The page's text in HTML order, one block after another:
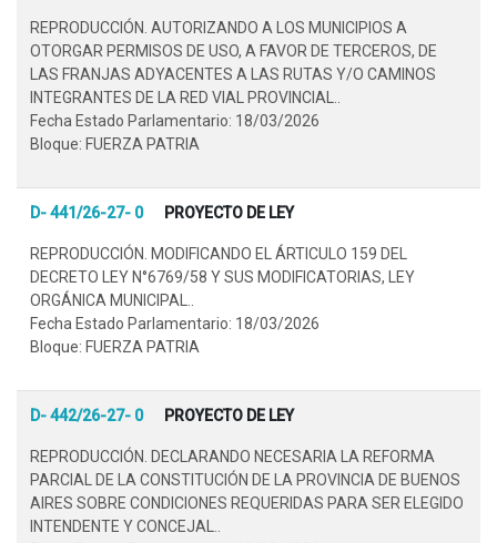
REPRODUCCIÓN. AUTORIZANDO A LOS MUNICIPIOS A
OTORGAR PERMISOS DE USO, A FAVOR DE TERCEROS, DE
LAS FRANJAS ADYACENTES A LAS RUTAS Y/O CAMINOS
INTEGRANTES DE LA RED VIAL PROVINCIAL..
Fecha Estado Parlamentario: 18/03/2026
Bloque: FUERZA PATRIA
D- 441/26-27- 0 PROYECTO DE LEY
REPRODUCCIÓN. MODIFICANDO EL ÁRTICULO 159 DEL
DECRETO LEY N°6769/58 Y SUS MODIFICATORIAS, LEY
ORGÁNICA MUNICIPAL..
Fecha Estado Parlamentario: 18/03/2026
Bloque: FUERZA PATRIA
D- 442/26-27- 0 PROYECTO DE LEY
REPRODUCCIÓN. DECLARANDO NECESARIA LA REFORMA
PARCIAL DE LA CONSTITUCIÓN DE LA PROVINCIA DE BUENOS
AIRES SOBRE CONDICIONES REQUERIDAS PARA SER ELEGIDO
INTENDENTE Y CONCEJAL..